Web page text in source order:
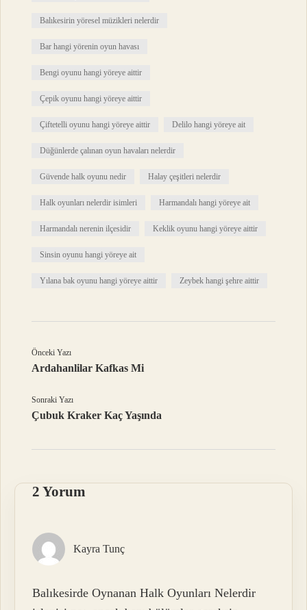
Balıkesirin yöresel müzikleri nelerdir
Bar hangi yörenin oyun havası
Bengi oyunu hangi yöreye aittir
Çepik oyunu hangi yöreye aittir
Çiftetelli oyunu hangi yöreye aittir Delilo hangi yöreye ait
Düğünlerde çalınan oyun havaları nelerdir
Güvende halk oyunu nedir Halay çeşitleri nelerdir
Halk oyunları nelerdir isimleri Harmandalı hangi yöreye ait
Harmandalı nerenin ilçesidir Keklik oyunu hangi yöreye aittir
Sinsin oyunu hangi yöreye ait
Yılana bak oyunu hangi yöreye aittir Zeybek hangi şehre aittir
Önceki Yazı
Ardahanlilar Kafkas Mi
Sonraki Yazı
Çubuk Kraker Kaç Yaşında
2 Yorum
Kayra Tunç
Balıkesirde Oynanan Halk Oyunları Nelerdir